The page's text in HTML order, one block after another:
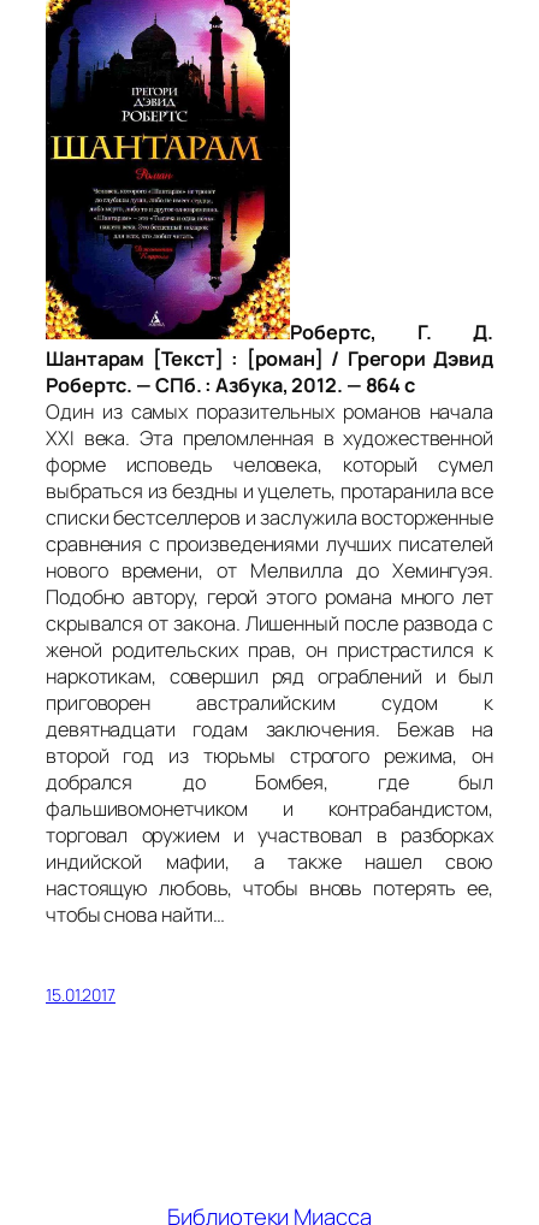
Робертс, Г. Д.
Шантарам [Текст] : [роман] / Грегори Дэвид
Робертс. — СПб. : Азбука, 2012. — 864 с
Один из самых поразительных романов начала
XXI века. Эта преломленная в художественной
форме исповедь человека, который сумел
выбраться из бездны и уцелеть, протаранила все
списки бестселлеров и заслужила восторженные
сравнения с произведениями лучших писателей
нового времени, от Мелвилла до Хемингуэя.
Подобно автору, герой этого романа много лет
скрывался от закона. Лишенный после развода с
женой родительских прав, он пристрастился к
наркотикам, совершил ряд ограблений и был
приговорен австралийским судом к
девятнадцати годам заключения. Бежав на
второй год из тюрьмы строгого режима, он
добрался до Бомбея, где был
фальшивомонетчиком и контрабандистом,
торговал оружием и участвовал в разборках
индийской мафии, а также нашел свою
настоящую любовь, чтобы вновь потерять ее,
чтобы снова найти…
15.01.2017
Библиотеки Миасса